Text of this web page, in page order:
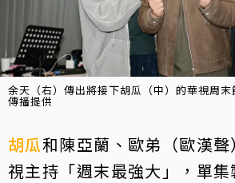
余天（右）傳出將接下胡瓜（中）的華視周
傳播提供
胡瓜和陳亞蘭、歐弟（歐漢
視主持「週末最強大」，單